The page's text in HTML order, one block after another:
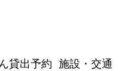
貸出予約 施設・交通